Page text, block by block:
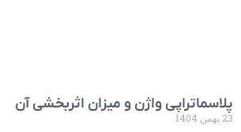
پلاسما‌تراپی واژن و میزان اثربخشی آن
23 بهمن 1404